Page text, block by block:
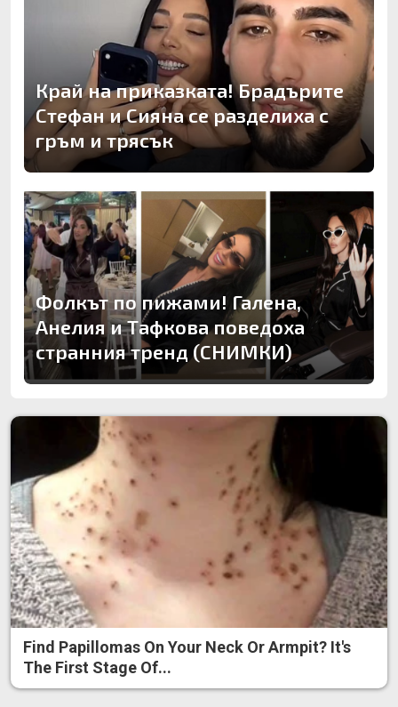
Край на приказката! Брадърите
Стефан и Сияна се разделиха с
гръм и трясък
Фолкът по пижами! Галена,
Анелия и Тафкова поведоха
странния тренд (СНИМКИ)
Find Papillomas On Your Neck Or Armpit? It's
The First Stage Of...